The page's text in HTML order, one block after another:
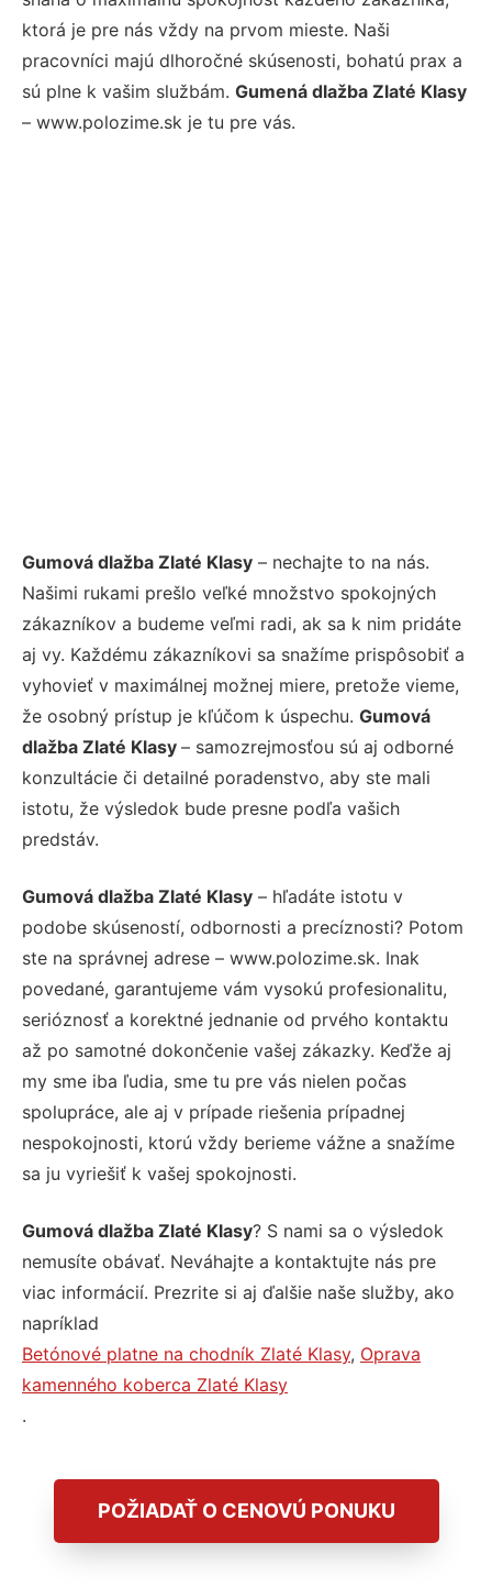
ktorá je pre nás vždy na prvom mieste. Naši
pracovníci majú dlhoročné skúsenosti, bohatú prax a
sú plne k vašim službám. Gumená dlažba Zlaté Klasy
– www.polozime.sk je tu pre vás.
Gumová dlažba Zlaté Klasy – nechajte to na nás.
Našimi rukami prešlo veľké množstvo spokojných
zákazníkov a budeme veľmi radi, ak sa k nim pridáte
aj vy. Každému zákazníkovi sa snažíme prispôsobiť a
vyhovieť v maximálnej možnej miere, pretože vieme,
že osobný prístup je kľúčom k úspechu. Gumová
dlažba Zlaté Klasy – samozrejmosťou sú aj odborné
konzultácie či detailné poradenstvo, aby ste mali
istotu, že výsledok bude presne podľa vašich
predstáv.
Gumová dlažba Zlaté Klasy – hľadáte istotu v
podobe skúseností, odbornosti a precíznosti? Potom
ste na správnej adrese – www.polozime.sk. Inak
povedané, garantujeme vám vysokú profesionalitu,
serióznosť a korektné jednanie od prvého kontaktu
až po samotné dokončenie vašej zákazky. Keďže aj
my sme iba ľudia, sme tu pre vás nielen počas
spolupráce, ale aj v prípade riešenia prípadnej
nespokojnosti, ktorú vždy berieme vážne a snažíme
sa ju vyriešiť k vašej spokojnosti.
Gumová dlažba Zlaté Klasy? S nami sa o výsledok
nemusíte obávať. Neváhajte a kontaktujte nás pre
viac informácií. Prezrite si aj ďalšie naše služby, ako
napríklad
Betónové platne na chodník Zlaté Klasy, Oprava
kamenného koberca Zlaté Klasy
.
POŽIADAŤ O CENOVÚ PONUKU